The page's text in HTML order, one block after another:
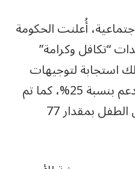
أُعلنت الحكومة
“تكافل وكرامة”
وذلك استجابة لتوجيهات
رئيس الجمهورية بزيادة الدعم بنسبة 25%، كما تم
زيادة اعتمادات بند معاش الطفل بمقدار 77